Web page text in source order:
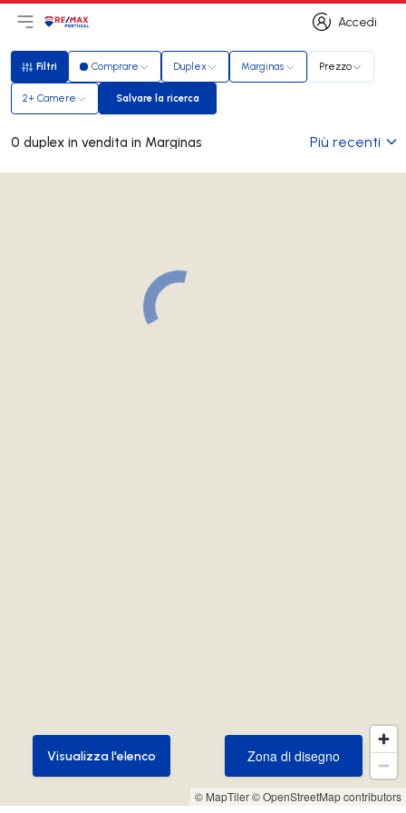
Accedi
Accedi
Apri il menu principale
LogoVai alla homepage
Filtri
Filtri Comprare Duplex Marginas Prezzo
2+ Camere Salvare la ricerca
Salvare la ricerca
0 duplex in vendita in Marginas Più recenti
© MapTiler© OpenStreetMap contributors
Zona di disegno
Zona di disegno
Visualizza l'elenco
Visualizza l'elenco